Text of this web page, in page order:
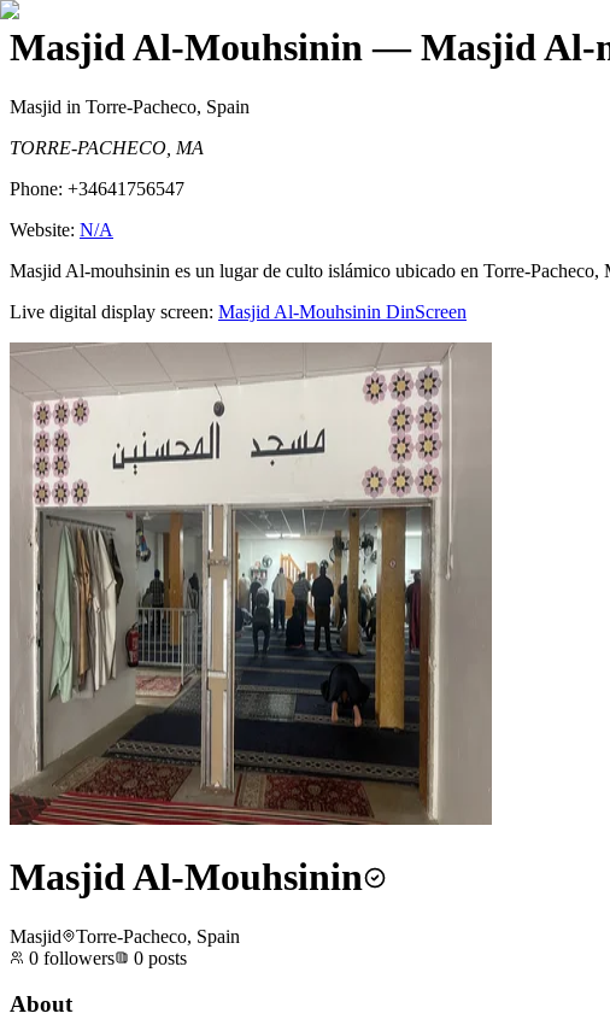
Masjid Al-Mouhsinin— Masjid Al-
Masjid in Torre-Pacheco, Spain
TORRE-PACHECO, MA
Phone: +34641756547
Website: N/A
Masjid Al-mouhsinin es un lugar de culto islámico ubicado en Torre-
Live digital display screen: Masjid Al-Mouhsinin DinScreen
Masjid Al-Mouhsinin
Masjid
Torre-Pacheco, Spain
0 followers 0 posts
About